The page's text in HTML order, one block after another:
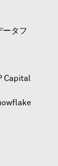
ータフ
Capital